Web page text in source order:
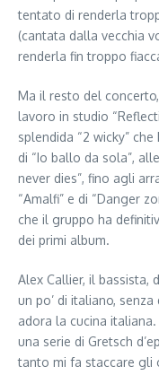
tentato di renderla
(cantata dalla vecchia
renderla fin troppo
Ma il resto del
lavoro in studio
splendida “2 wicky”
di “Io ballo da sola”,
never dies”, fino agli
“Amalfi” e di “Danger
che il gruppo ha
dei primi album.
Alex Callier, il bassista,
un po’ di italiano,
adora la cucina
una serie di Gretsch
tanto mi fa staccare gli